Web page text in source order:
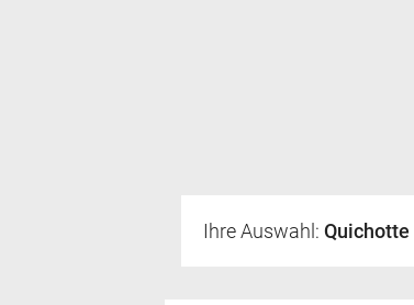
Ihre Auswahl: Quichotte